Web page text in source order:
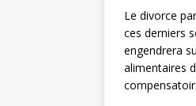
Le divorce
ces derniers
engendrera
alimentaires